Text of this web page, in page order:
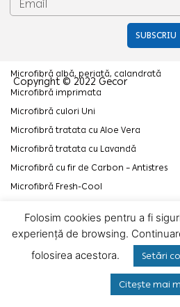
Materiale impermeabile pentru paturi
Microfibră albă, periată, calandrată
Microfibră imprimata
Microfibră culori Uni
Microfibră tratata cu Aloe Vera
Microfibră tratata cu Lavandă
Microfibră cu fir de Carbon – Antistres
Microfibră Fresh-Cool
SUBSCRIU
Copyright © 2022 Gecor
Folosim cookies pentru a fi
experiență de browsing.
folosirea acestora.
Setări
Citește mai